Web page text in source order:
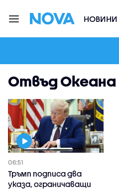
НОВИНИ
Отвъд Океана
06:51
Тръмп подписа два
указа, ограничаващи